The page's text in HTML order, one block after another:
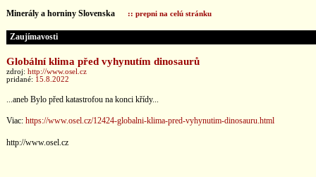
Minerály a horniny Slovenska :: prepni na celú stránku
Zaujímavosti
Globální klima před vyhynutím dinosaurů
zdroj: http://www.osel.cz
pridané: 15.8.2022
...aneb Bylo před katastrofou na konci křídy...
Viac: https://www.osel.cz/12424-globalni-klima-pred-vyhynutim-dinosauru.html
http://www.osel.cz